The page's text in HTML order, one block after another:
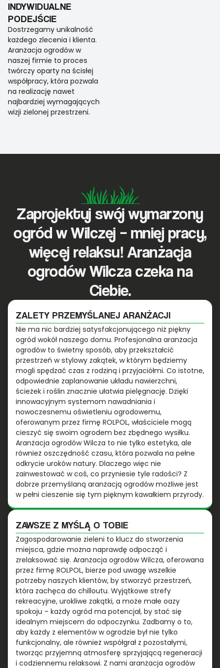
INDYWIDUALNE
PODEJŚCIE
Dostrzegamy unikalność
każdego zlecenia i klienta.
Aranżacja ogrodów w
naszej firmie to proces
twórczy oparty na ścisłej
współpracy, która pozwala
na realizację nawet
najbardziej wymagających
wizji zielonej przestrzeni.
Zaprojektuj swój wymarzony
ogród w Wilczej – mniej pracy,
więcej relaksu! Aranżacja
ogrodów Wilcza czeka na
Ciebie.
ZALETY PRZEMYŚLANEJ ARANŻACJI
Nie ma nic bardziej satysfakcjonującego niż piękny
ogród wokół naszego domu. Profesjonalna aranżacja
ogrodów to świetny sposób, aby przekształcić
przestrzeń w stylowy zakątek, w którym będziemy
mogli spędzać czas z rodziną i przyjaciółmi. Co istotne,
odpowiednie zaplanowanie układu nawierzchni,
ścieżek i roślin znacznie ułatwia pielęgnację. Dzięki
innowacyjnym systemom nawadniania i
nowoczesnemu oświetleniu ogrodowemu,
oferowanym przez firmę ROLPOL, właściciele mogą
cieszyć się swoim ogrodem bez zbędnego wysiłku.
Aranżacja ogrodów Wilcza to nie tylko estetyka, ale
również oszczędność czasu, która pozwala na pełne
odkrycie uroków natury. Dlaczego więc nie
zainwestować w coś, co przyniesie tyle radości? Z
dobrze przemyślaną aranżacją ogrodów możliwe jest
w pełni cieszenie się tym pięknym kawałkiem przyrody.
ZAWSZE Z MYŚLĄ O TOBIE
Zagospodarowanie zieleni to klucz do stworzenia
miejsca, gdzie można naprawdę odpocząć i
zrelaksować się. Aranżacja ogrodów Wilcza, oferowana
przez firmę ROLPOL, bierze pod uwagę wszelkie
potrzeby naszych klientów, by stworzyć przestrzeń,
która zachęca do chilloutu. Wyjątkowe strefy
rekreacyjne, urokliwe zakątki, a może małe oazy
spokoju – każdy ogród ma potencjał, by stać się
idealnym miejscem do odpoczynku. Zadbamy o to,
aby każdy z elementów w ogrodzie był nie tylko
funkcjonalny, ale również współgrał z pozostałymi,
tworząc przyjemną atmosferę sprzyjającą regeneracji
i codziennemu relaksowi. Z nami aranżacja ogrodów